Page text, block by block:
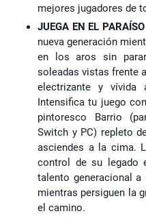
mejores jugadores de
JUEGA EN EL PARAÍSO
nueva generación
en los aros sin
soleadas vistas frente
electrizante y vívida
Intensifica tu juego
pintoresco Barrio
Switch y PC) repleto
asciendes a la cima.
control de su legado
talento generacional a
mientras persiguen la
el camino.